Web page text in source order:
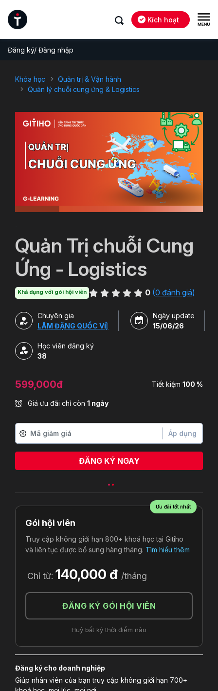
Kích hoạt
Đăng ký/ Đăng nhập
Khóa học
Quản trị & Vận hành
Quản lý chuỗi cung ứng & Logistics
Quản Trị chuỗi Cung
Ứng - Logistics
Khả dụng với gói hội viên 0 (0 đánh giá)
Chuyên gia
LÂM ĐẶNG QUỐC VỆ
Ngày update
15/06/26
Học viên đăng ký
38
599,000đ Tiết kiệm 100 %
Giá ưu đãi chỉ còn 1 ngày
Áp dụng
ĐĂNG KÝ NGAY
Ưu đãi tốt nhất
Gói hội viên
Truy cập không giới hạn 800+ khoá học tại Gitiho
và liên tục được bổ sung hàng tháng. Tìm hiểu thêm
Chỉ từ: 140,000 đ /tháng
ĐĂNG KÝ GÓI HỘI VIÊN
Huỷ bất kỳ thời điểm nào
Đăng ký cho doanh nghiệp
Giúp nhân viên của bạn truy cập không giới hạn 700+